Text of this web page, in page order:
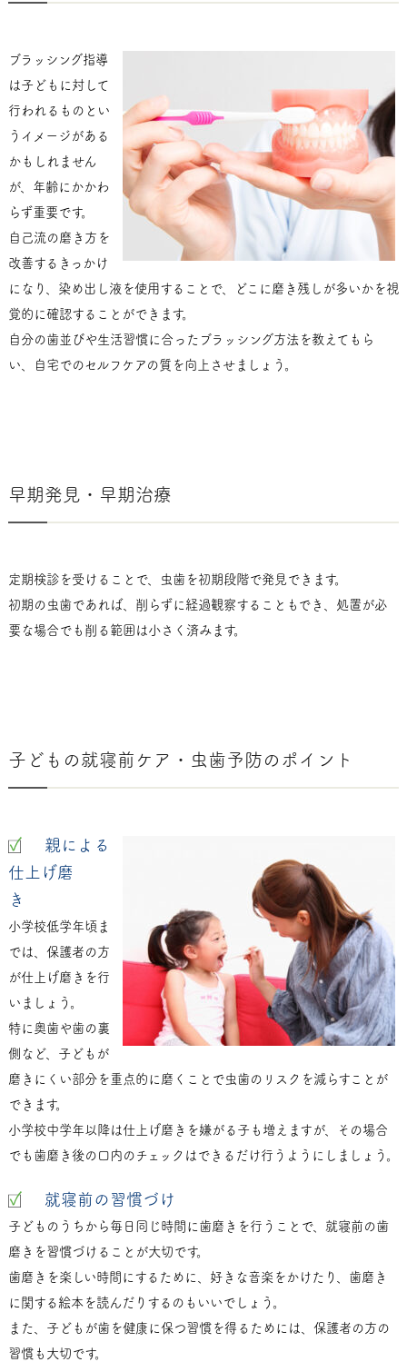
ブラッシング指導
は子どもに対して
行われるものとい
うイメージがある
かもしれません
が、年齢にかかわ
らず重要です。
自己流の磨き方を
改善するきっかけ
になり、染め出し液を使用することで、どこに磨き残しが多いかを視
覚的に確認することができます。
自分の歯並びや生活習慣に合ったブラッシング方法を教えてもら
い、自宅でのセルフケアの質を向上させましょう。
早期発見・早期治療
定期検診を受けることで、虫歯を初期段階で発見できます。
初期の虫歯であれば、削らずに経過観察することもでき、処置が必
要な場合でも削る範囲は小さく済みます。
子どもの就寝前ケア・虫歯予防のポイント
親による
仕上げ磨
き
小学校低学年頃ま
では、保護者の方
が仕上げ磨きを行
いましょう。
特に奥歯や歯の裏
側など、子どもが
磨きにくい部分を重点的に磨くことで虫歯のリスクを減らすことが
できます。
小学校中学年以降は仕上げ磨きを嫌がる子も増えますが、その場合
でも歯磨き後の口内のチェックはできるだけ行うようにしましょう。
就寝前の習慣づけ
子どものうちから毎日同じ時間に歯磨きを行うことで、就寝前の歯
磨きを習慣づけることが大切です。
歯磨きを楽しい時間にするために、好きな音楽をかけたり、歯磨き
に関する絵本を読んだりするのもいいでしょう。
また、子どもが歯を健康に保つ習慣を得るためには、保護者の方の
習慣も大切です。